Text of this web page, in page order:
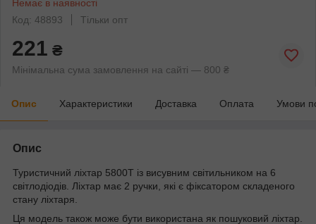
Немає в наявності
Код: 48893
Тільки опт
221 ₴
Мінімальна сума замовлення на сайті — 800 ₴
Опис Характеристики Доставка Оплата Умови
Опис
Туристичний ліхтар 5800T із висувним світильником на 6
світлодіодів. Ліхтар має 2 ручки, які є фіксатором складеного
стану ліхтаря.
Ця модель також може бути використана як пошуковий ліхтар.